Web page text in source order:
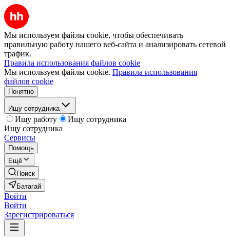
Мы используем файлы cookie, чтобы обеспечивать
правильную работу нашего веб-сайта и анализировать сетевой
трафик.
Правила использования файлов cookie
Мы используем файлы cookie. Правила использования
файлов cookie
Понятно
Ищу сотрудника
Ищу работу
Ищу сотрудника
Ищу сотрудника
Сервисы
Помощь
Ещё
Поиск
Батагай
Войти
Войти
Зарегистрироваться